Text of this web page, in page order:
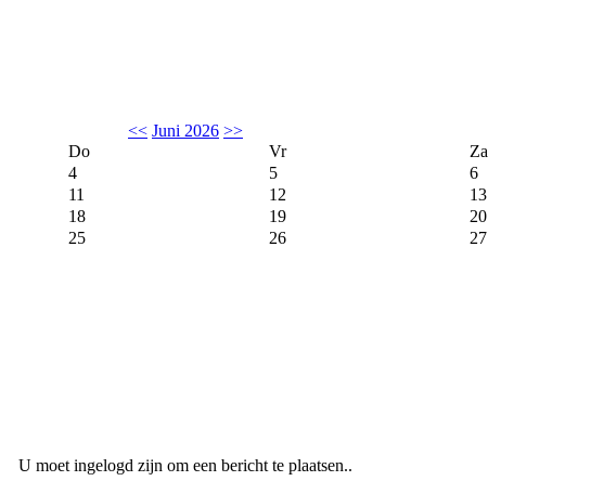
<< Juni 2026 >>
Do Vr Za
4 5 6
11 12 13
18 19 20
25 26 27
U moet ingelogd zijn om een bericht te plaatsen..